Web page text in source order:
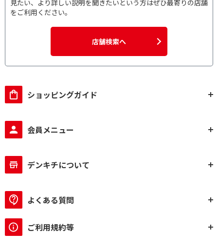
見たい、より詳しい説明を聞きたいという方はぜひ最寄りの店舗
をご利用ください。
店舗検索へ
ショッピングガイド
会員メニュー
デンキチについて
よくある質問
ご利用規約等